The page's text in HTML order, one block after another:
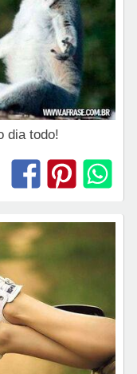
dia todo!